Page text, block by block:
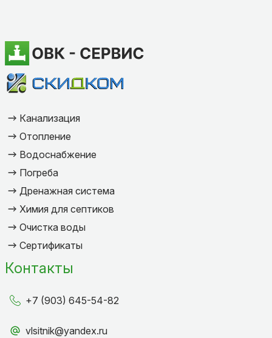
Канализация
Отопление
Водоснабжение
Погреба
Дренажная система
Химия для септиков
Очистка воды
Сертификаты
Контакты
+7 (903) 645-54-82
vlsitnik@yandex.ru